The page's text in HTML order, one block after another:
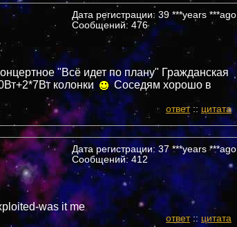
Дата регистрации: 39 ***years ***ago
Сообщений: 476
"Всё идет по плану" Гражданская
колонки
Соседям хорошо в
ответ:: цитата
Дата регистрации: 37 ***years ***ago
Сообщений: 412
was it me
ответ:: цитата